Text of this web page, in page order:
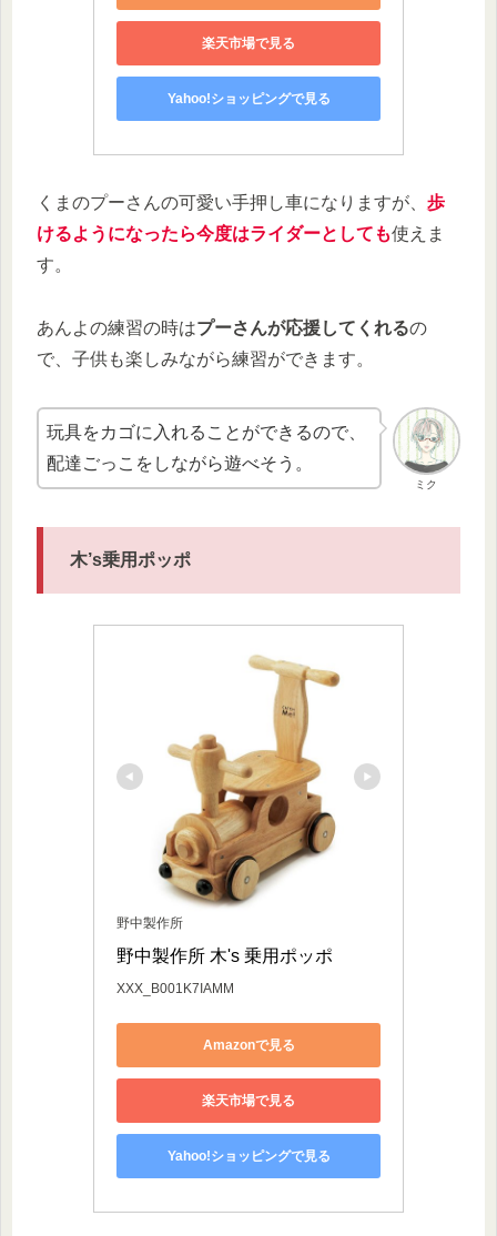
楽天市場で見る
Yahoo!ショッピングで見る
くまのプーさんの可愛い手押し車になりますが、 歩
けるようになったら今度はライダーとしても使えま
す。
あんよの練習の時はプーさんが応援してくれるの
で、子供も楽しみながら練習ができます。
ミク
玩具をカゴに入れることができるので、
配達ごっこをしながら遊べそう。
木’s乗用ポッポ
野中製作所
野中製作所 木's 乗用ポッポ
XXX_B001K7IAMM
Amazonで見る
楽天市場で見る
Yahoo!ショッピングで見る